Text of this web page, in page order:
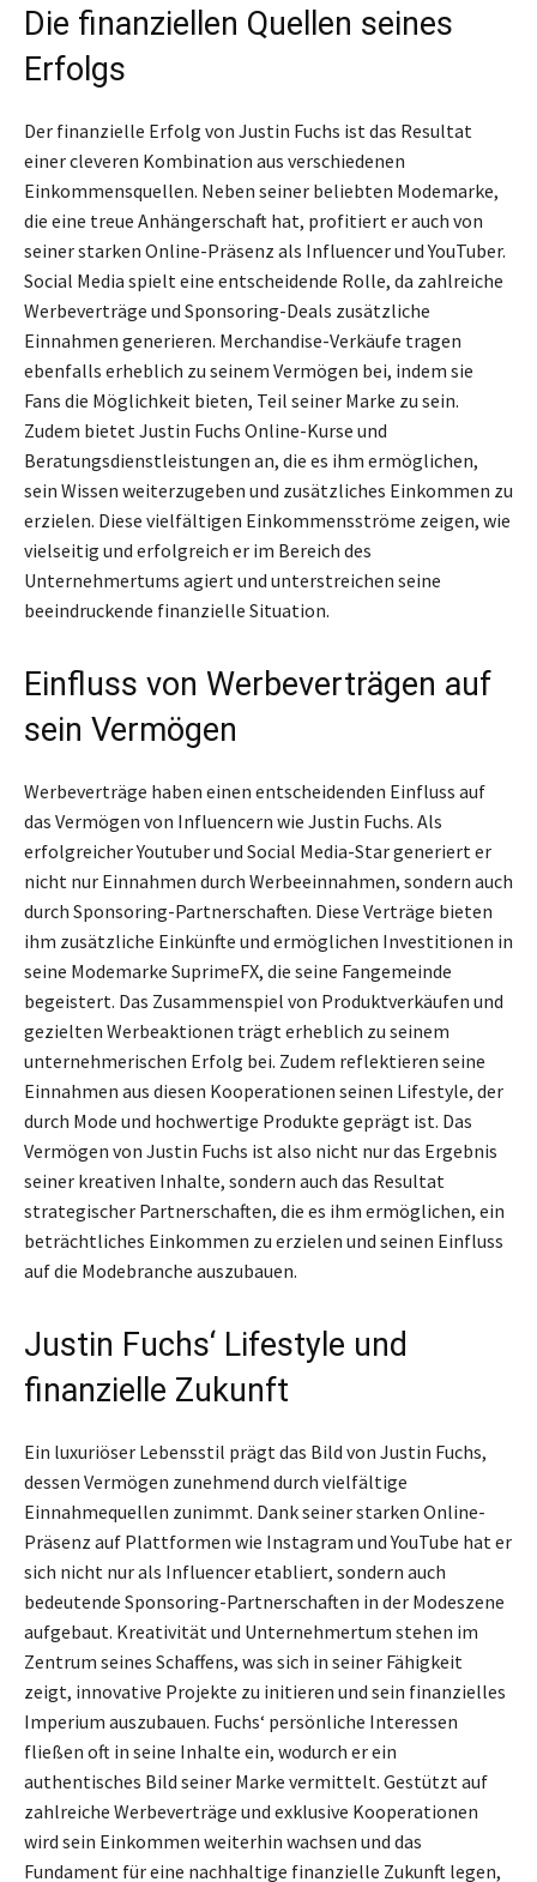
Die finanziellen Quellen seines
Erfolgs
Der finanzielle Erfolg von Justin Fuchs ist das Resultat
einer cleveren Kombination aus verschiedenen
Einkommensquellen. Neben seiner beliebten Modemarke,
die eine treue Anhängerschaft hat, profitiert er auch von
seiner starken Online-Präsenz als Influencer und YouTuber.
Social Media spielt eine entscheidende Rolle, da zahlreiche
Werbeverträge und Sponsoring-Deals zusätzliche
Einnahmen generieren. Merchandise-Verkäufe tragen
ebenfalls erheblich zu seinem Vermögen bei, indem sie
Fans die Möglichkeit bieten, Teil seiner Marke zu sein.
Zudem bietet Justin Fuchs Online-Kurse und
Beratungsdienstleistungen an, die es ihm ermöglichen,
sein Wissen weiterzugeben und zusätzliches Einkommen zu
erzielen. Diese vielfältigen Einkommensströme zeigen, wie
vielseitig und erfolgreich er im Bereich des
Unternehmertums agiert und unterstreichen seine
beeindruckende finanzielle Situation.
Einfluss von Werbeverträgen auf
sein Vermögen
Werbeverträge haben einen entscheidenden Einfluss auf
das Vermögen von Influencern wie Justin Fuchs. Als
erfolgreicher Youtuber und Social Media-Star generiert er
nicht nur Einnahmen durch Werbeeinnahmen, sondern auch
durch Sponsoring-Partnerschaften. Diese Verträge bieten
ihm zusätzliche Einkünfte und ermöglichen Investitionen in
seine Modemarke SuprimeFX, die seine Fangemeinde
begeistert. Das Zusammenspiel von Produktverkäufen und
gezielten Werbeaktionen trägt erheblich zu seinem
unternehmerischen Erfolg bei. Zudem reflektieren seine
Einnahmen aus diesen Kooperationen seinen Lifestyle, der
durch Mode und hochwertige Produkte geprägt ist. Das
Vermögen von Justin Fuchs ist also nicht nur das Ergebnis
seiner kreativen Inhalte, sondern auch das Resultat
strategischer Partnerschaften, die es ihm ermöglichen, ein
beträchtliches Einkommen zu erzielen und seinen Einfluss
auf die Modebranche auszubauen.
Justin Fuchs‘ Lifestyle und
finanzielle Zukunft
Ein luxuriöser Lebensstil prägt das Bild von Justin Fuchs,
dessen Vermögen zunehmend durch vielfältige
Einnahmequellen zunimmt. Dank seiner starken Online-
Präsenz auf Plattformen wie Instagram und YouTube hat er
sich nicht nur als Influencer etabliert, sondern auch
bedeutende Sponsoring-Partnerschaften in der Modeszene
aufgebaut. Kreativität und Unternehmertum stehen im
Zentrum seines Schaffens, was sich in seiner Fähigkeit
zeigt, innovative Projekte zu initieren und sein finanzielles
Imperium auszubauen. Fuchs‘ persönliche Interessen
fließen oft in seine Inhalte ein, wodurch er ein
authentisches Bild seiner Marke vermittelt. Gestützt auf
zahlreiche Werbeverträge und exklusive Kooperationen
wird sein Einkommen weiterhin wachsen und das
Fundament für eine nachhaltige finanzielle Zukunft legen,